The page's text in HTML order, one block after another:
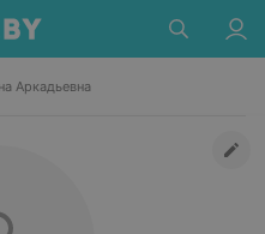
Аркадьевна